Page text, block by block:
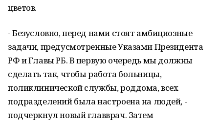
цветов.
- Безусловно, перед нами стоят амбициозные
задачи, предусмотренные Указами Президента
РФ и Главы РБ. В первую очередь мы должны
сделать так, чтобы работа больницы,
поликлинической службы, роддома, всех
подразделений была настроена на людей, -
подчеркнул новый главврач. Затем